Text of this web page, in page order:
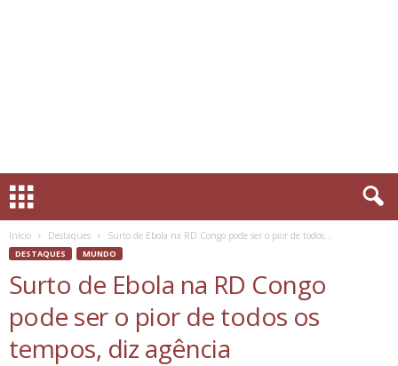
Início Destaques Surto de Ebola na RD Congo pode ser o pior de todos...
DESTAQUES MUNDO
Surto de Ebola na RD Congo
pode ser o pior de todos os
tempos, diz agência